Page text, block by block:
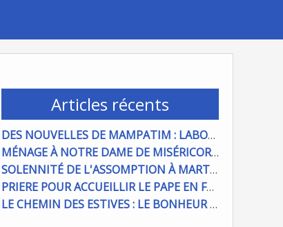
Articles récents
DES NOUVELLES DE MAMPATIM : LABOUR DU CHAMP PAROISSIAL
MÉNAGE À NOTRE DAME DE MISÉRICORDE : ON COMPTE SUR VOUS !
SOLENNITÉ DE L'ASSOMPTION À MARTIGUES ET PORT DE BOUC
PRIERE POUR ACCUEILLIR LE PAPE EN FRANCE
LE CHEMIN DES ESTIVES : LE BONHEUR À PORTÉE DE MAIN